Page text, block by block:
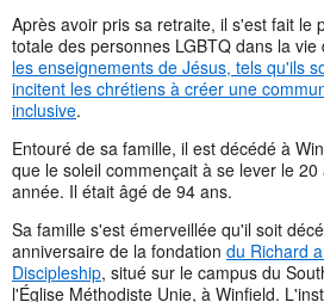
Après avoir pris sa retraite, il s'est fait le
totale des personnes LGBTQ dans la vie
les enseignements de Jésus, tels qu'ils
incitent les chrétiens à créer une
inclusive.
Entouré de sa famille, il est décédé à
que le soleil commençait à se lever le
année. Il était âgé de 94 ans.
Sa famille s'est émerveillée qu'il soit
anniversaire de la fondation du Richard
Discipleship, situé sur le campus du
l'Église Méthodiste Unie, à Winfield.